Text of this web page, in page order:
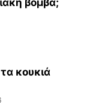
κουκιά